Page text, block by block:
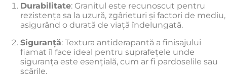
Durabilitate: Granitul este recunoscut pentru
rezistența sa la uzură, zgârieturi și factori de mediu,
asigurând o durată de viață îndelungată.
Siguranță: Textura antiderapantă a finisajului
fiamat îl face ideal pentru suprafețele unde
siguranța este esențială, cum ar fi pardoselile sau
scările.